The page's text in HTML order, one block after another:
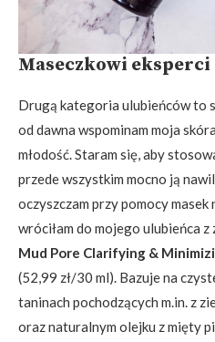
Maseczkowi eksperci
Drugą kategoria ulubieńców to
od dawna wspominam moja
młodość. Staram się, aby
przede wszystkim mocno ją
oczyszczam przy pomocy masek
wróciłam do mojego ulubieńca z
Mud Pore Clarifying &
(52,99 zł/30 ml). Bazuje na
taninach pochodzących m.in. z
oraz naturalnym olejku z mięty